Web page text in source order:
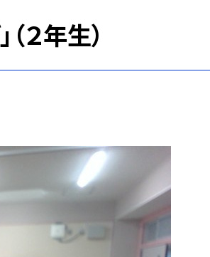
２年生）